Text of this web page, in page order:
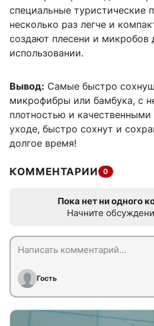
специальные туристические
несколько раз легче и
создают плесени и микробов
использовании.
Вывод: Самые быстро
микрофибры или бамбука, с
плотностью и
уходе, быстро сохнут и
долгое время!
КОММЕНТАРИИ 0
Пока нет ни одного
Начните
Гость